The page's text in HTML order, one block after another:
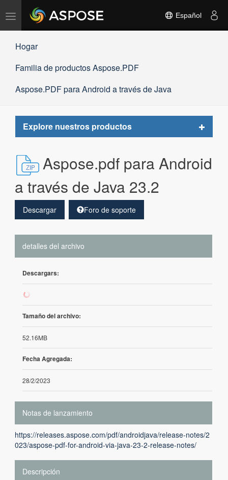
Alternar
navegación
Español
Hogar
Familia de productos Aspose.PDF
Aspose.PDF para Android a través de Java
Explore nuestros productos
Toggle
Aspose.pdf para Android
a través de Java 23.2
Descargar Foro de soporte
detalles del archivo
Descargars:
1
Tamaño del archivo:
52.16MB
Fecha Agregada:
28/2/2023
Notas de lanzamiento
https://releases.aspose.com/pdf/androidjava/release-notes/2
023/aspose-pdf-for-android-via-java-23-2-release-notes/
Descripción